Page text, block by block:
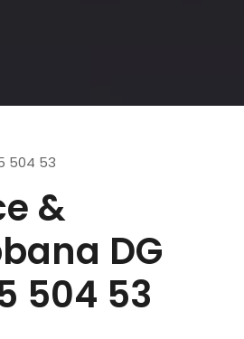
504 53
&
DG
504 53